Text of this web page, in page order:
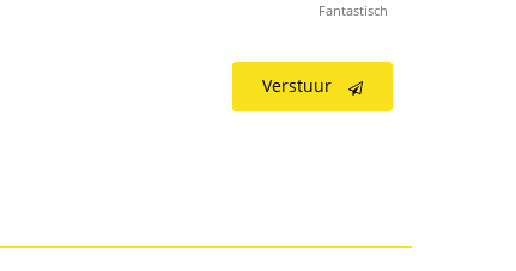
Fantastisch
Verstuur